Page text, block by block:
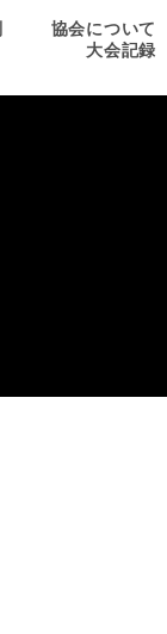
協会について
大会記録